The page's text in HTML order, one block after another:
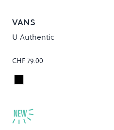
VANS
U Authentic
CHF 79.00
Colour
Black/Black